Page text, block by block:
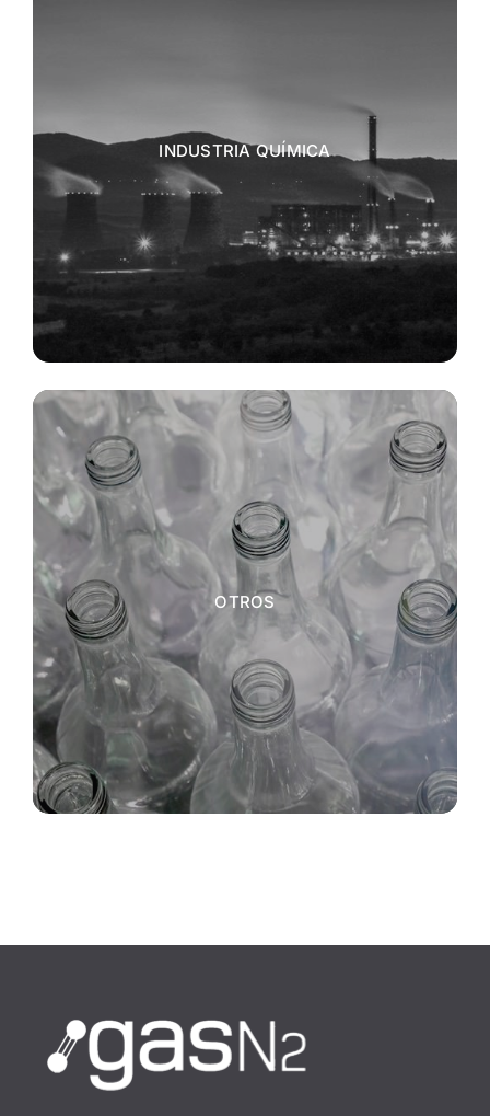
INDUSTRIA QUÍMICA
OTROS